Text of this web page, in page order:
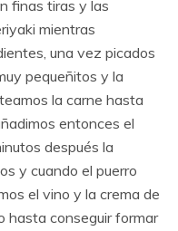
finas tiras y las
mientras
una vez picados
pequeñitos y la
la carne hasta
entonces el
después la
y cuando el puerro
el vino y la crema de
hasta conseguir formar